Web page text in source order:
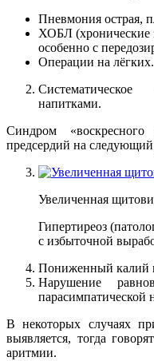
Пневмония острая,
ХОБЛ (хронические
особенно с
Операции на лёгких.
Систематическое
напитками.
Синдром
предсердий на
Увеличенная
Гипертиреоз
с избыточной
Пониженный калий
Нарушение
парасимпатической
В некоторых случаях
выявляется, тогда
аритмии.